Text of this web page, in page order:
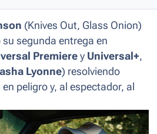
(Knives Out, Glass Onion)
segunda entrega en
Premiere y Universal+,
Lyonne) resolviendo
peligro y, al espectador, al